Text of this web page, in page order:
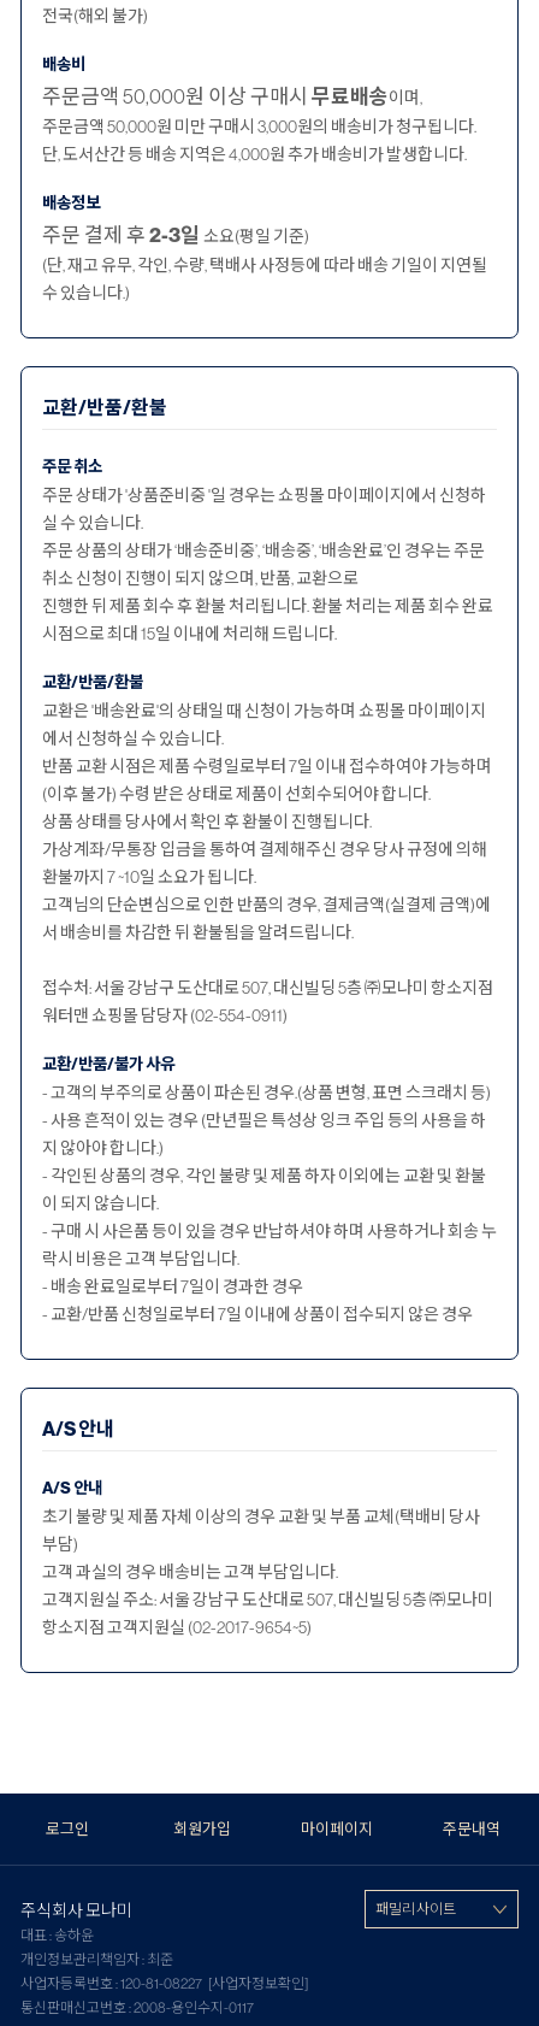
전국(해외 불가)
배송비
주문금액 50,000원 이상 구매시 무료배송이며,
주문금액 50,000원 미만 구매시 3,000원의 배송비가 청구됩니다.
단, 도서산간 등 배송 지역은 4,000원 추가 배송비가 발생합니다.
배송정보
주문 결제 후2-3일 소요(평일 기준)
(단, 재고 유무, 각인, 수량, 택배사 사정등에 따라 배송 기일이 지연될
수 있습니다.)
교환/반품/환불
주문 취소
주문 상태가 '상품준비중 '일 경우는 쇼핑몰 마이페이지에서 신청하
실 수 있습니다.
주문 상품의 상태가 ‘배송준비중’, ‘배송중’, ‘배송완료’인 경우는 주문
취소 신청이 진행이 되지 않으며, 반품, 교환으로
진행한 뒤 제품 회수 후 환불 처리됩니다. 환불 처리는 제품 회수 완료
시점으로 최대 15일 이내에 처리해 드립니다.
교환/반품/환불
교환은 '배송완료'의 상태일 때 신청이 가능하며 쇼핑몰 마이페이지
에서 신청하실 수 있습니다.
반품 교환 시점은 제품 수령일로부터 7일 이내 접수하여야 가능하며
(이후 불가) 수령 받은 상태로 제품이 선회수되어야 합니다.
상품 상태를 당사에서 확인 후 환불이 진행됩니다.
가상계좌/무통장 입금을 통하여 결제해주신 경우 당사 규정에 의해
환불까지 7 ~10일 소요가 됩니다.
고객님의 단순변심으로 인한 반품의 경우, 결제금액(실결제 금액)에
서 배송비를 차감한 뒤 환불됨을 알려드립니다.
접수처: 서울 강남구 도산대로 507, 대신빌딩 5층 ㈜모나미 항소지점
워터맨 쇼핑몰 담당자 (02-554-0911)
교환/반품/불가 사유
- 고객의 부주의로 상품이 파손된 경우.(상품 변형, 표면 스크래치 등)
- 사용 흔적이 있는 경우 (만년필은 특성상 잉크 주입 등의 사용을 하
지 않아야 합니다.)
- 각인된 상품의 경우, 각인 불량 및 제품 하자 이외에는 교환 및 환불
이 되지 않습니다.
- 구매 시 사은품 등이 있을 경우 반납하셔야 하며 사용하거나 회송 누
락시 비용은 고객 부담입니다.
- 배송 완료일로부터 7일이 경과한 경우
- 교환/반품 신청일로부터 7일 이내에 상품이 접수되지 않은 경우
A/S 안내
A/S 안내
초기 불량 및 제품 자체 이상의 경우 교환 및 부품 교체(택배비 당사
부담)
고객 과실의 경우 배송비는 고객 부담입니다.
고객지원실 주소: 서울 강남구 도산대로 507, 대신빌딩 5층 ㈜모나미
항소지점 고객지원실 (02-2017-9654~5)
로그인 회원가입 마이페이지 주문내역
주식회사 모나미
대표 : 송하윤
개인정보관리책임자 : 최준
사업자등록번호 : 120-81-08227 [사업자정보확인]
통신판매신고번호 : 2008-용인수지-0117
패밀리 사이트